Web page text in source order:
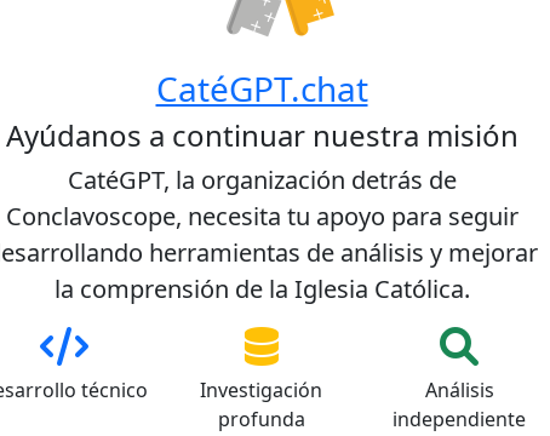
Cardinal McElroy on 'radical inclusion' for L.G.B.T.
Cardinal McElroy's Attack on Church Teachings on
64/100
Timothy Dolan
CatéGPT.chat
Ayúdanos a continuar nuestra misión
CatéGPT, la organización detrás de
Conclavoscope, necesita tu apoyo para seguir
herramientas de análisis y mejorar
la comprensión de la Iglesia Católica.
técnico
Investigación
profunda
Análisis
independiente